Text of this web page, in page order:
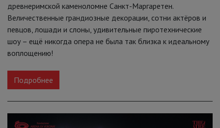
древнеримской каменоломне Санкт-Маргаретен.
Величественные грандиозные декорации, сотни актёров и
певцов, лошади и слоны, удивительные пиротехнические
шоу – ещё никогда опера не была так близка к идеальному
воплощению!
Подробнее